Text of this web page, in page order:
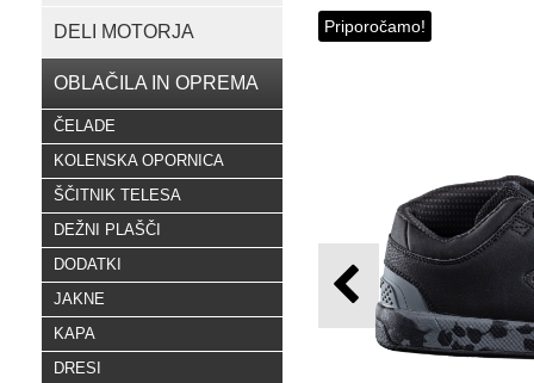
DELI MOTORJA
OBLAČILA IN OPREMA
ČELADE
KOLENSKA OPORNICA
ŠČITNIK TELESA
DEŽNI PLAŠČI
DODATKI
JAKNE
KAPA
DRESI
Priporočamo!